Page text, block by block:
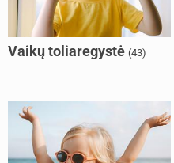
Vaikų toliaregystė (43)